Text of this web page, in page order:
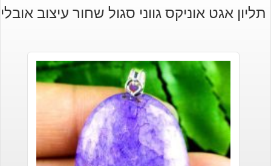
תליון אגט אוניקס גווני סגול שחור עיצוב אובלי